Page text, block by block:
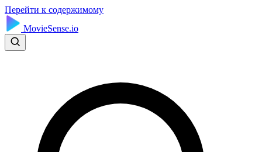
Перейти к содержимому
MovieSense.io